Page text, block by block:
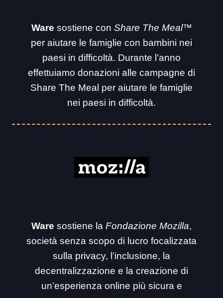
Ware sostiene con Share The Meal™
per aiutare le famiglie con bambini nei
paesi in difficoltà. Durante l’anno
effettuiamo donazioni alle campagne di
Share The Meal per aiutare le famiglie
nei paesi in difficoltà.
Ware sostiene la Fondazione Mozilla,
società senza scopo di lucro focalizzata
sulla privacy, l’inclusione, la
decentralizzazione e la creazione di
un’esperienza online più sicura e